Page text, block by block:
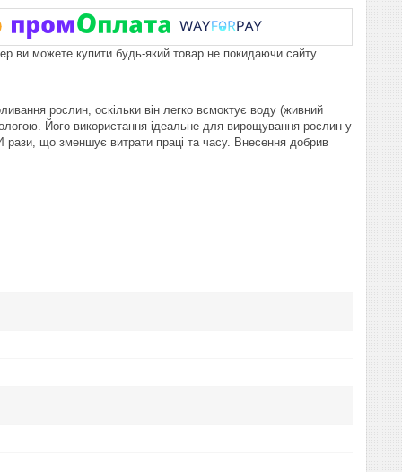
ви можете купити будь-який товар не покидаючи сайту.
рослин, оскільки він легко всмоктує воду (живний
Його використання ідеальне для вирощування рослин у
рази, що зменшує витрати праці та часу. Внесення добрив